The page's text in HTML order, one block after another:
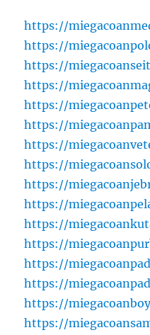
https://
https://
https://
https://
https://
https://
https://
https://
https://
https://
https://
https://
https://
https://
https://
https://